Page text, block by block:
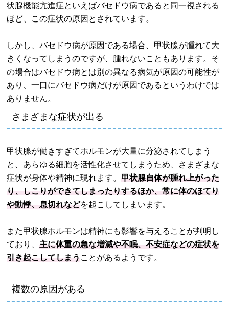
状腺機能亢進症といえばバセドウ病であると同一視される
ほど、この症状の原因とされています。
しかし、バセドウ病が原因である場合、甲状腺が腫れて大
きくなってしまうのですが、腫れないこともあります。そ
の場合はバセドウ病とは別の異なる病気が原因の可能性が
あり、一口にバセドウ病だけが原因であるというわけでは
ありません。
さまざまな症状が出る
甲状腺が働きすぎてホルモンが大量に分泌されてしまう
と、あらゆる細胞を活性化させてしまうため、さまざまな
症状が身体や精神に現れます。 甲状腺自体が腫れ上がった
り、しこりができてしまったりするほか、常に体のほてり
や動悸、息切れなどを起こしてしまいます。
また甲状腺ホルモンは精神にも影響を与えることが判明し
ており、 主に体重の急な増減や不眠、不安症などの症状を
引き起こしてしまう ことがあるようです。
複数の原因がある